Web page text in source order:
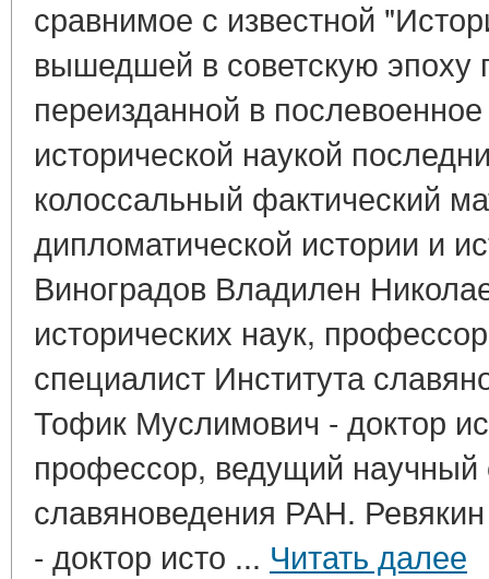
сравнимое с известной
вышедшей в советскую эпоху
переизданной в
исторической наукой
колоссальный фактический
дипломатической истории и
Виноградов Владилен
исторических наук,
специалист Института
Тофик Муслимович - доктор
профессор, ведущий научный
славяноведения РАН.
- доктор исто ... Читать далее